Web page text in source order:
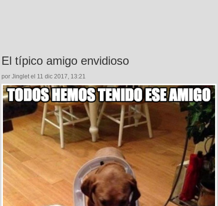
El típico amigo envidioso
por Jinglet el 11 dic 2017, 13:21